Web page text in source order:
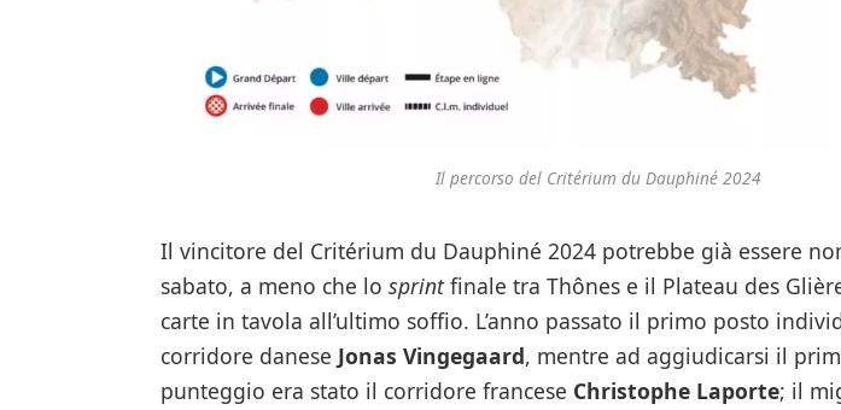
Il percorso del Critérium du Dauphiné 2024
Il vincitore del Critérium du Dauphiné 2024 potrebbe già essere
sabato, a meno che lo sprintfinale tra Thônes e il Plateau des
carte in tavola all’ultimo soffio. L’anno passato il primo posto
corridore danese Jonas Vingegaard, mentre ad aggiudicarsi il
punteggio era stato il corridore francese Christophe Laporte; il